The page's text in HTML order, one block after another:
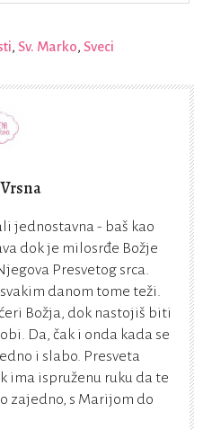
, Sv. Marko, Sveci
jednostavna - baš kao
dok je milosrđe Božje
Presvetog srca.
danom tome teži.
Božja, dok nastojiš biti
Da, čak i onda kada se
i slabo. Presveta
ima ispruženu ruku da te
zajedno, s Marijom do